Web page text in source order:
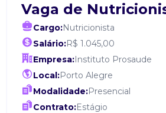
Vaga de
Cargo:Nutricionista
Salário:R$ 1.045,00
Empresa:Instituto Prosaude
Local:Porto Alegre
Modalidade:Presencial
Contrato:Estágio